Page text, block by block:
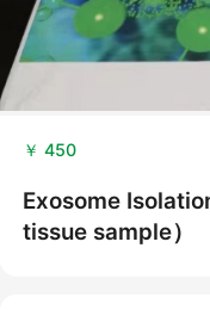
￥ 450
Exosome
tissue sample）